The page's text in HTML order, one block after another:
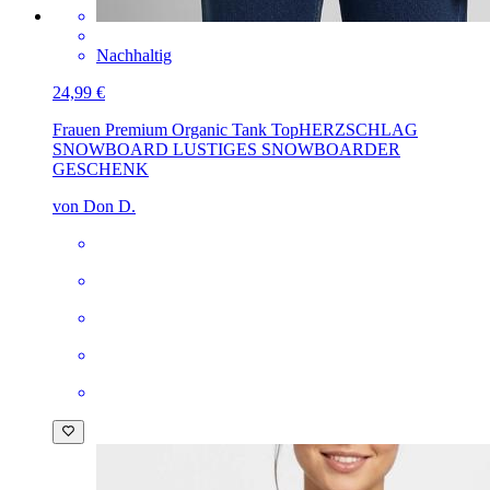
Nachhaltig
24,99 €
Frauen Premium Organic Tank TopHERZSCHLAG
SNOWBOARD LUSTIGES SNOWBOARDER
GESCHENK
von Don D.